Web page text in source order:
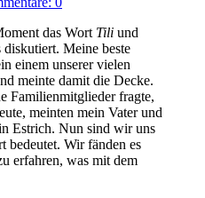
das Wort Tili und
diskutiert. Meine beste
einem unserer vielen
meinte damit die Decke.
Familienmitglieder fragte,
meinten mein Vater und
Estrich. Nun sind wir uns
bedeutet. Wir fänden es
erfahren, was mit dem